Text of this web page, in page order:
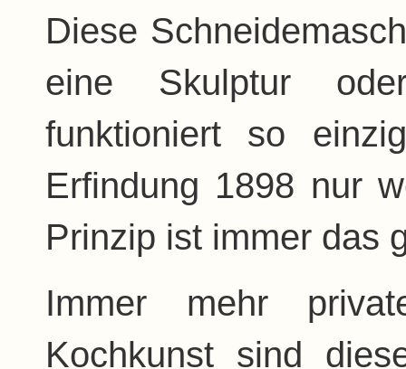
Diese
eine Skulptur
funktioniert so
Erfindung 1898 nur
Prinzip ist immer das
Immer mehr
Kochkunst sind